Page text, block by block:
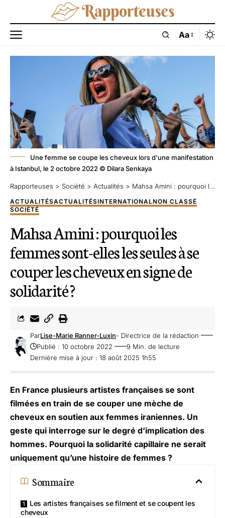
Aa
Une femme se coupe les cheveux lors d'une manifestation
à Istanbul, le 2 octobre 2022 © Dilara Senkaya
Rapporteuses > Société > Actualités > Mahsa Amini : pourquoi les femmes sont-elles les seules à se couper les cheveux en signe de solidarité ?
ACTUALITÉSACTUALITÉSINTERNATIONALNON CLASSÉ
SOCIÉTÉ
Mahsa Amini : pourquoi les
femmes sont-elles les seules à se
couper les cheveux en signe de
solidarité ?
Dernière mise à jour : 18 août 2025 1h55
ParLise-Marie Ranner-Luxin- Directrice de la rédaction
Publié : 10 octobre 2022
9 Min. de lecture
En France plusieurs artistes françaises se sont
filmées en train de se couper une mèche de
cheveux en soutien aux femmes iraniennes. Un
geste qui interroge sur le degré d’implication des
hommes. Pourquoi la solidarité capillaire ne serait
uniquement qu’une histoire de femmes ?
Sommaire
Les artistes françaises se filment et se coupent les
cheveux